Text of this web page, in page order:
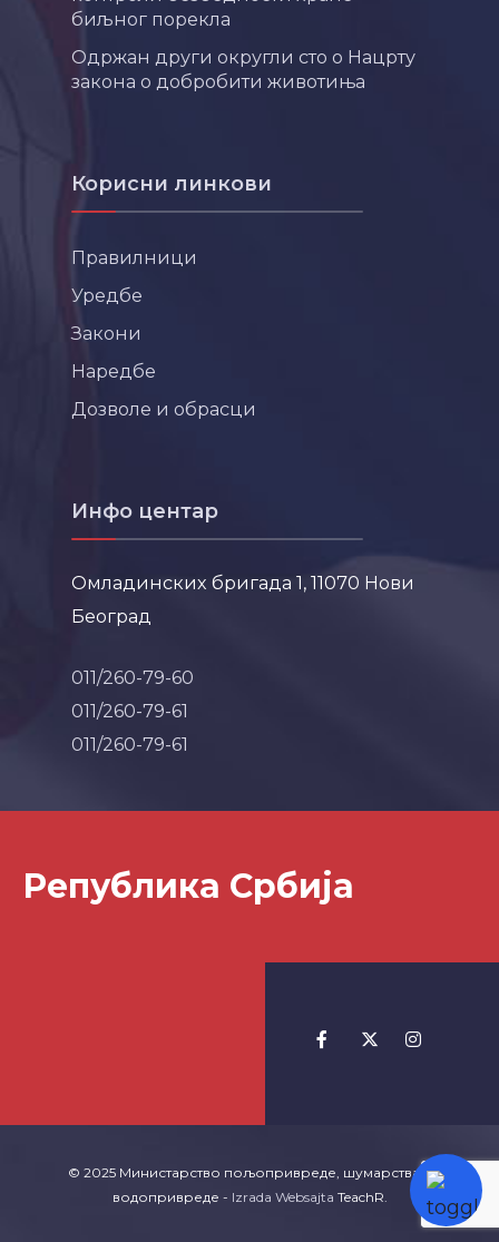
биљног порекла
Одржан други округли сто о Нацрту
закона о добробити животиња
Корисни линкови
Правилници
Уредбе
Закони
Наредбе
Дозволе и обрасци
Инфо центар
Омладинских бригада 1, 11070 Нови
Београд
011/260-79-60
011/260-79-61
011/260-79-61
Република Србија
© 2025 Министарство пољопривреде, шумарства и
водопривреде - Izrada Websajta TeachR.